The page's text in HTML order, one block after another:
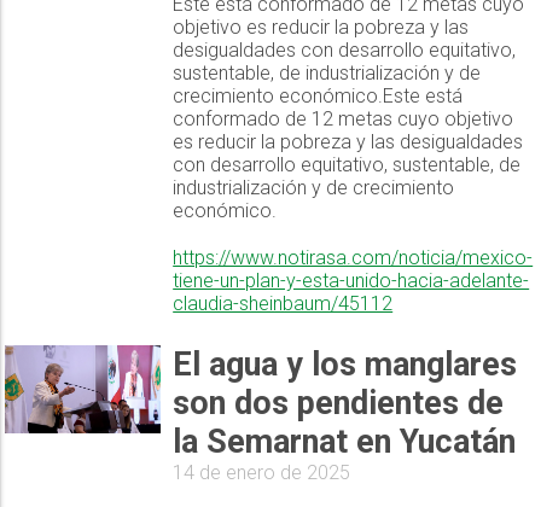
objetivo es reducir la pobreza y las
desigualdades con desarrollo equitativo,
sustentable, de industrialización y de
crecimiento económico.Este está
conformado de 12 metas cuyo objetivo
es reducir la pobreza y las desigualdades
con desarrollo equitativo, sustentable, de
industrialización y de crecimiento
económico.
https://www.notirasa.com/noticia/mexico-
tiene-un-plan-y-esta-unido-hacia-adelante-
claudia-sheinbaum/45112
El agua y los manglares
son dos pendientes de
la Semarnat en Yucatán
14 de enero de 2025